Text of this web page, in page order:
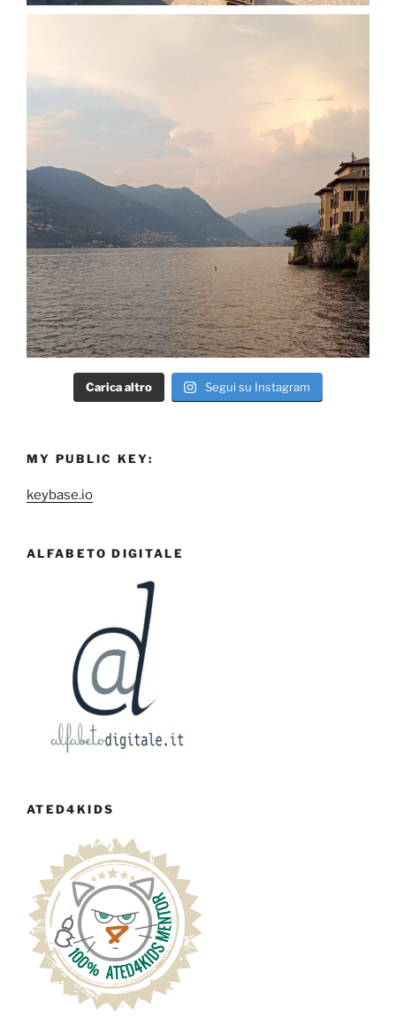
Carica altro Segui su Instagram
MY PUBLIC KEY:
keybase.io
ALFABETO DIGITALE
ATED4KIDS